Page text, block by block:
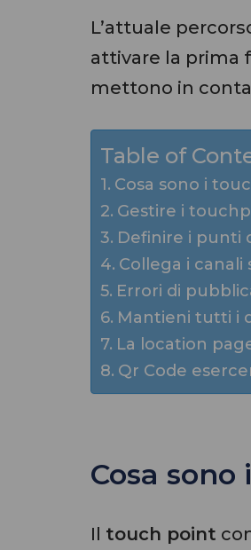
L’attuale
attivare la prima
mettono in
Table of
Cosa sono i
Gestire i
Definire i punti
Collega i canali
Errori di
Mantieni tutti i
La location
Qr Code
Cosa
Il touch point